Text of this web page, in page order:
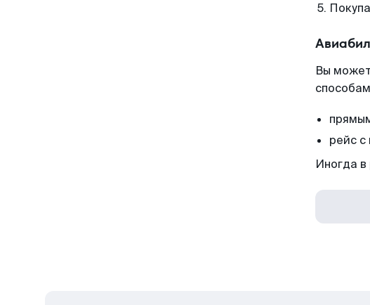
Вы
рейс с
Иногда в